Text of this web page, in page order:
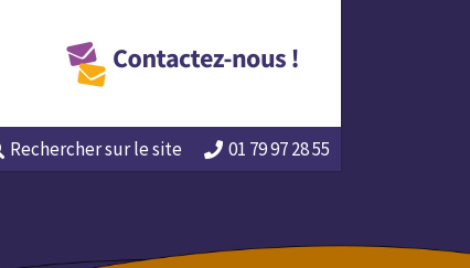
Recherchersur le site 01 79 97 28 55